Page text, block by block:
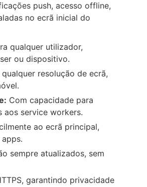
push, acesso offline,
no ecrã inicial do
qualquer utilizador,
ou dispositivo.
resolução de ecrã,
Com capacidade para
aos service workers.
ao ecrã principal,
sempre atualizados, sem
garantindo privacidade